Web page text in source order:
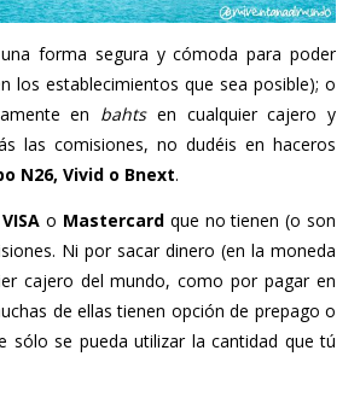
forma segura y cómoda para poder
los establecimientos que sea posible); o
en bahtsen cualquier cajero y
las comisiones, no dudéis en haceros
N26, Vivid o Bnext.
VISA o Mastercardque no tienen (o son
Ni por sacar dinero (en la moneda
cajero del mundo, como por pagar en
de ellas tienen opción de prepago o
sólo se pueda utilizar la cantidad que tú